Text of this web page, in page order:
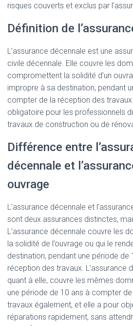
risques couverts et exclus par
Définition de
L’assurance décennale est une
civile décennale. Elle couvre les
compromettent la solidité d’un
impropre à sa destination, pendant
compter de la réception des
obligatoire pour les professionnels
travaux de construction ou de
Différence entre
décennale et
ouvrage
L’assurance décennale et
sont deux assurances distinctes,
L’assurance décennale couvre les
la solidité de l’ouvrage ou qui le
destination, pendant une période
réception des travaux. L’assurance
quant à elle, couvre les mêmes
une période de 10 ans à compter
travaux également, et elle a pour
réparations rapidement, sans